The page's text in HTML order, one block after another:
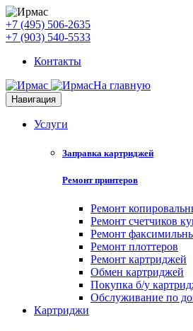
+7 (495) 506-2635
+7 (903) 540-5533
Контакты
На главную
Навигация
Услуги
Заправка картриджей
Ремонт принтеров
Ремонт
Ремонт счетчиков
Ремонт
Ремонт плоттеров
Ремонт картриджей
Обмен картриджей
Покупка б/у
Обслуживание по
Картриджи